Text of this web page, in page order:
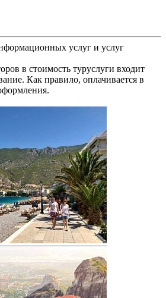
услуг и услуг
в стоимость туруслуги входит
Как правило, оплачивается в